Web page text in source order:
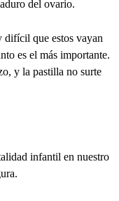
del ovario.
difícil que estos vayan
es el más importante.
y la pastilla no surte
infantil en nuestro